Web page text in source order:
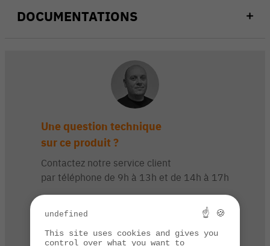
DOCUMENTATIONS
Une question technique
sur ce produit ?
Contactez notre service client
par téléphone de 9h à 13h et de 14h à 17h
03 84 44 67 32
undefined ☝ 🍪
This site uses cookies and gives you
control over what you want to